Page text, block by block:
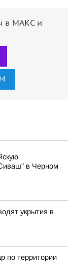
в МАКС и
в Черном
укрытия в
по территории